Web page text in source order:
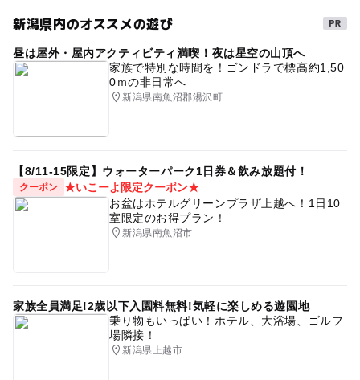
新潟県内のオススメの遊び
昼は屋外・屋内アクティビティ満喫！夜は星空の山頂へ
家族で特別な時間を！ゴンドラで標高約1,50
0ｍの非日常へ
新潟県南魚沼郡湯沢町
【8/11-15限定】ウォーターパーク1日券＆飲み放題付！
クーポン ★いこーよ限定クーポン★
お盆はホテルグリーンプラザ上越へ！1日10
室限定のお得プラン！
新潟県南魚沼市
家族全員満足!2歳以下入園料無料!気軽に楽しめる遊園地
乗り物もいっぱい！ホテル、大浴場、ゴルフ
場隣接！
新潟県上越市